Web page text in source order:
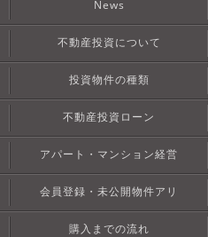
News
不動産投資について
投資物件の種類
不動産投資ローン
アパート・マンション経営
会員登録・未公開物件アリ
購入までの流れ